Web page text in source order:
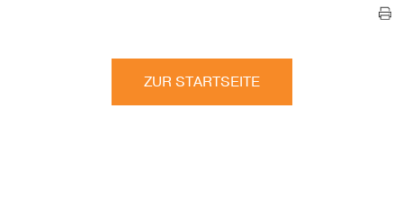
ZUR STARTSEITE